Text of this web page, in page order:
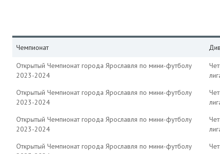
Чемпионат
Открытый Чемпионат города Ярославля по мини-футболу
2023-2024
Открытый Чемпионат города Ярославля по мини-футболу
2023-2024
Открытый Чемпионат города Ярославля по мини-футболу
2023-2024
Открытый Чемпионат города Ярославля по мини-футболу